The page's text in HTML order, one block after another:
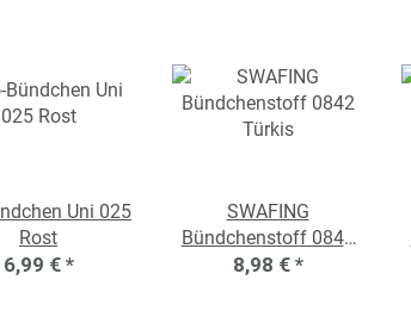
Uni 025
Rost
6,99 € *
SWAFING
Bündchenstoff 0842
Türkis
8,98 € *